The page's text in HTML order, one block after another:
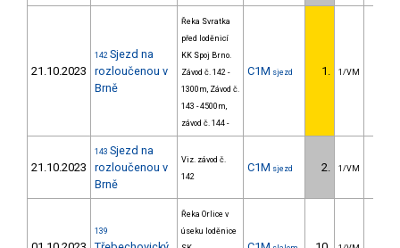
21.10.2023
142 Sjezd na
rozloučenou v
Brně
Řeka Svratka
před loděnicí
KK Spoj Brno.
Závod č. 142 -
1300m, Závod č.
143 - 4500m,
závod č. 144 -
C1M sjezd 1. 1/VM
21.10.2023
143 Sjezd na
rozloučenou v
Brně
Viz. závod č.
142
C1M sjezd 2. 1/VM
139
Řeka Orlice v
úseku loděnice